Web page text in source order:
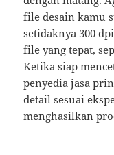
file desain kamu
setidaknya 300
file yang tepat,
Ketika siap
penyedia jasa
detail sesuai
menghasilkan